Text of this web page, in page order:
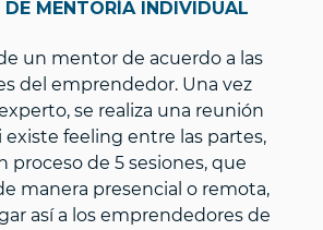
DE MENTORÍA INDIVIDUAL
un mentor de acuerdo a las
del emprendedor. Una vez
se realiza una reunión
existe feeling entre las partes,
proceso de 5 sesiones, que
manera presencial o remota,
así a los emprendedores de